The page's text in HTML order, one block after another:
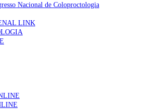
Nacional de Coloproctologia
LINK